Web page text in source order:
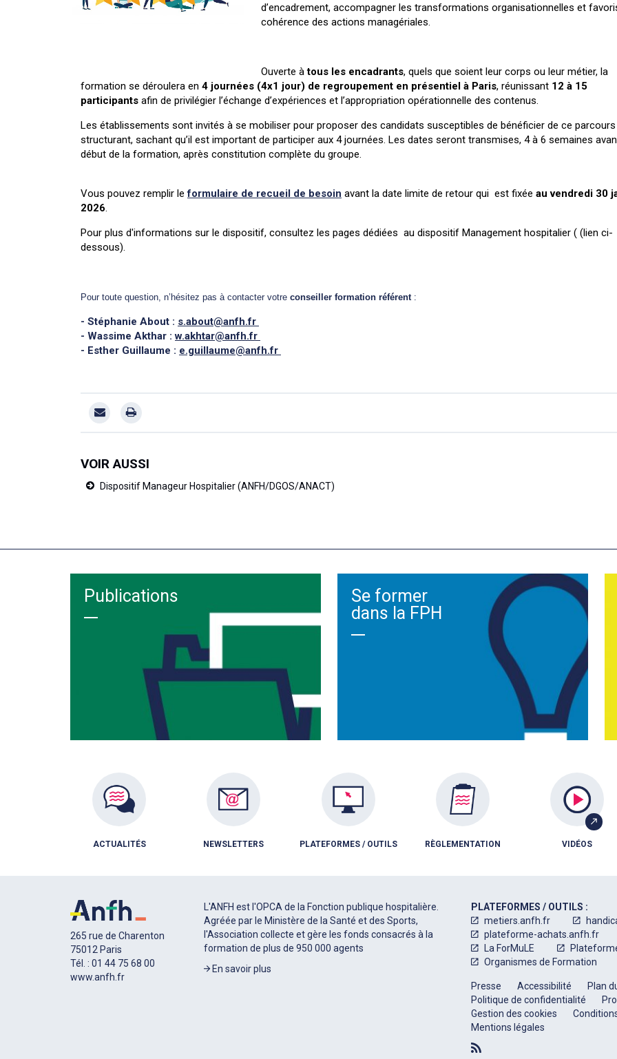
d’encadrement, accompagner les transformations organisationnelles et
cohérence des actions managériales.
Ouverte àtous les encadrants, quels que soient leur corps ou leur métier, la
formation se déroulera en 4 journées (4x1 jour) de regroupement en présentiel à Paris, réunissant 12 à 15
participants afin de privilégier l’échange d’expériences et l’appropriation opérationnelle des contenus.
Les établissements sont invités à se mobiliser pour proposer des candidats susceptibles de bénéficier de ce parcours
structurant, sachant qu’il est important de participer aux 4 journées. Les dates seront transmises, 4 à 6 semaines
début de la formation, après constitution complète du groupe.
Vous pouvez remplir leformulaire de recueil de besoin avant la date limite de retour qui est fixée au vendredi 30
2026.
Pour plus d'informations sur le dispositif, consultez les pages dédiées au dispositif Management hospitalier ( (lien ci-
dessous).
Pour toute question, n’hésitez pas à contacter votre conseiller formation référent :
- Stéphanie About : s.about@anfh.fr
- Wassime Akthar :w.akhtar@anfh.fr
- Esther Guillaume : e.guillaume@anfh.fr
VOIR AUSSI
Dispositif Manageur Hospitalier (ANFH/DGOS/ANACT)
Publications
Se former
dans la FPH
ACTUALITÉS NEWSLETTERS PLATEFORMES / OUTILS RÈGLEMENTATION VIDÉOS
265 rue de Charenton
75012 Paris
Tél. : 01 44 75 68 00
www.anfh.fr
L'ANFH est l'OPCA de la Fonction publique hospitalière.
Agréée par le Ministère de la Santé et des Sports,
l'Association collecte et gère les fonds consacrés à la
formation de plus de 950 000 agents
En savoir plus
PLATEFORMES / OUTILS :
metiers.anfh.fr
plateforme-achats.anfh.fr
La ForMuLE
Organismes de Formation
Presse Accessibilité Plan
Politique de confidentialité
Gestion des cookies
Mentions légales